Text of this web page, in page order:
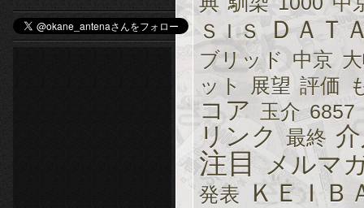
カ
ジ
ノ
etc-
ＳＩＳ ＤＡＴ
ブリッド 中京
ット
展望 評価
コア 玉介 6857
リンク 最終
注目 メルマ
発表 ＫＥＩＢ